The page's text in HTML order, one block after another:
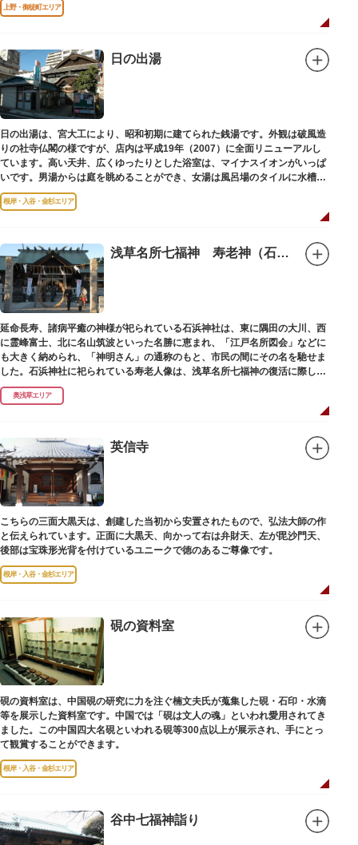
上野・御徒町エリア
日の出湯
日の出湯は、宮大工により、昭和初期に建てられた銭湯です。外観は破風造
りの社寺仏閣の様ですが、店内は平成19年（2007）に全面リニューアルし
ています。高い天井、広くゆったりとした浴室は、マイナスイオンがいっぱ
いです。男湯からは庭を眺めることができ、女湯は風呂場のタイルに水槽が
はめ込まれ、可愛い金魚が泳いでいます。
根岸・入谷・金杉エリア
浅草名所七福神 寿老神（石浜神社）
延命長寿、諸病平癒の神様が祀られている石浜神社は、東に隅田の大川、西
に霊峰富士、北に名山筑波といった名勝に恵まれ、「江戸名所図会」などに
も大きく納められ、「神明さん」の通称のもと、市民の間にその名を馳せま
した。石浜神社に祀られている寿老人像は、浅草名所七福神の復活に際し、
延命長寿の神として奉安されたものです。
奥浅草エリア
英信寺
こちらの三面大黒天は、創建した当初から安置されたもので、弘法大師の作
と伝えられています。正面に大黒天、向かって右は弁財天、左が毘沙門天、
後部は宝珠形光背を付けているユニークで徳のあるご尊像です。
根岸・入谷・金杉エリア
硯の資料室
硯の資料室は、中国硯の研究に力を注ぐ楠文夫氏が蒐集した硯・石印・水滴
等を展示した資料室です。中国では「硯は文人の魂」といわれ愛用されてき
ました。この中国四大名硯といわれる硯等300点以上が展示され、手にとっ
て観賞することができます。
根岸・入谷・金杉エリア
谷中七福神詣り